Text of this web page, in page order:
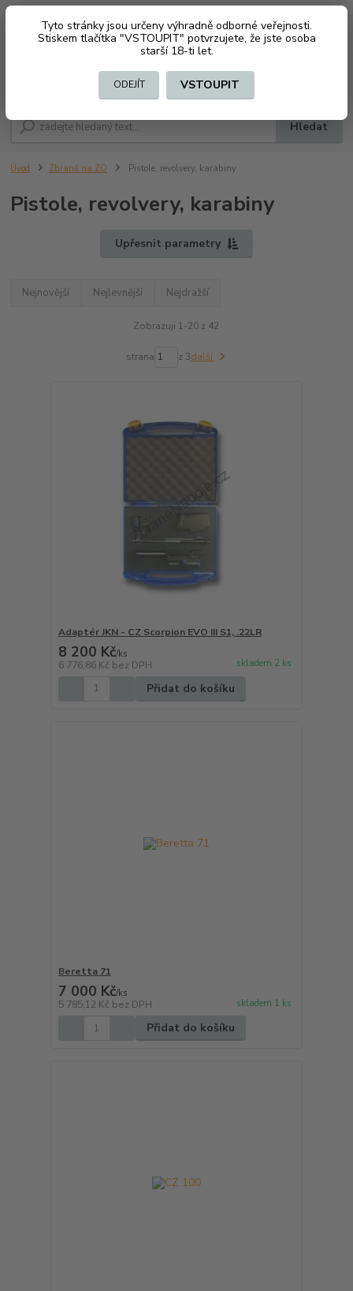
Tyto stránky jsou určeny výhradně odborné veřejnosti.
Stiskem tlačítka "VSTOUPIT" potvrzujete, že jste osoba
starší 18-ti let.
ODEJÍT VSTOUPIT
CZK
Hledat
+420 603794370 za0 Kč
Úvod Zbraně na ZO Pistole, revolvery, karabiny
Pistole, revolvery, karabiny
Upřesnit parametry
Nejnovější Nejlevnější Nejdražší
Zobrazuji 1-20 z 42
strana z 3další
Adaptér JKN - CZ Scorpion EVO III S1, .22LR
8 200 Kč/ks
6 776,86 Kč bez DPH skladem 2 ks
Přidat do košíku
Beretta 71
7 000 Kč/ks
5 785,12 Kč bez DPH skladem 1 ks
Přidat do košíku